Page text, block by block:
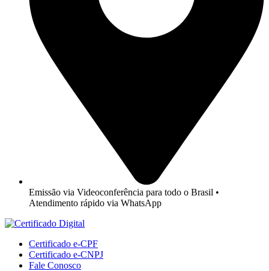
Emissão via Videoconferência para todo o Brasil •
Atendimento rápido via WhatsApp
Certificado e-CPF
Certificado e-CNPJ
Fale Conosco